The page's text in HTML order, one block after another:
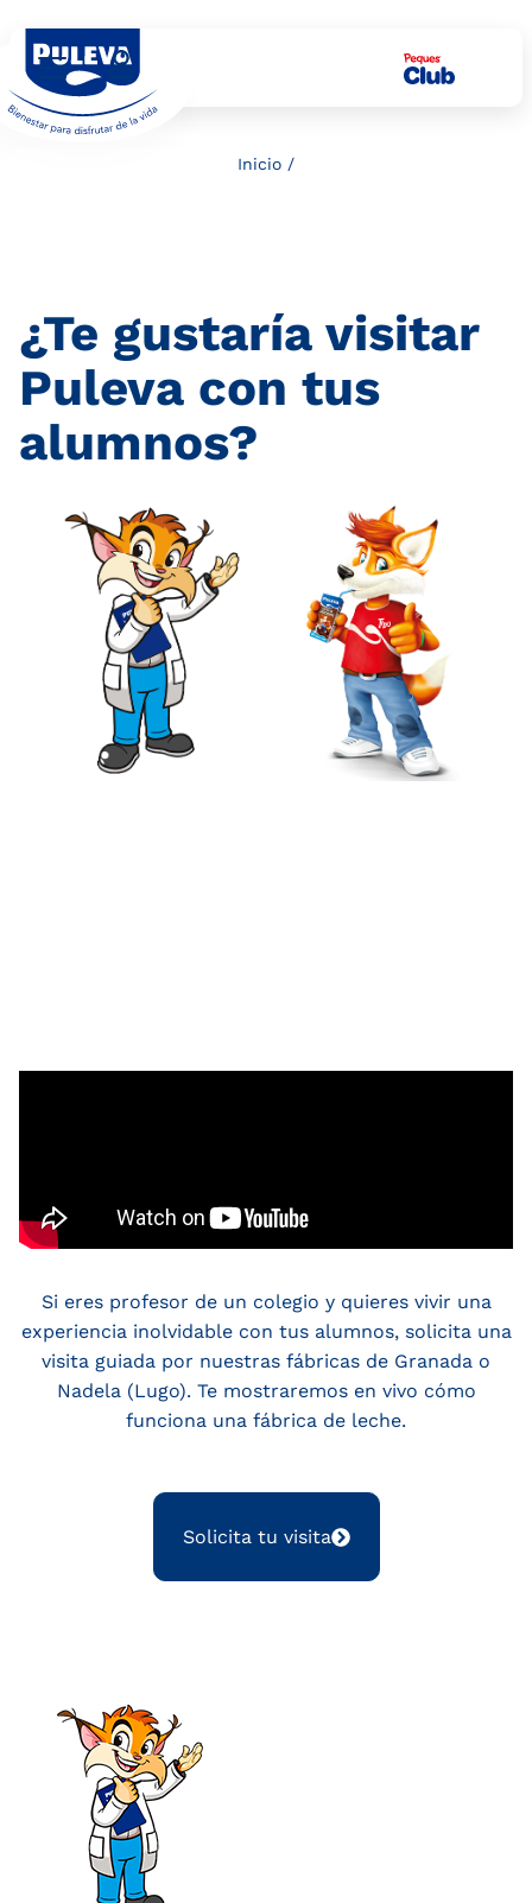
Inicio /
¿Te gustaría visitar
Puleva con tus
alumnos?
Si eres profesor de un colegio y quieres vivir una
experiencia inolvidable con tus alumnos, solicita una
visita guiada por nuestras fábricas de Granada o
Nadela (Lugo). Te mostraremos en vivo cómo
funciona una fábrica de leche.
Solicita tu visita